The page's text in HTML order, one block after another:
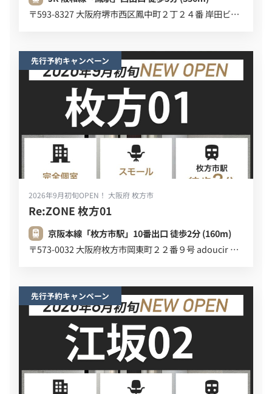
〒593-8327 大阪府堺市西区鳳中町２丁２４番 岸田ビル ３F
先行予約キャンペーン
2026年9月初旬OPEN！ 大阪府 枚方市
Re:ZONE 枚方01
京阪本線「枚方市駅」10番出口 徒歩2分 (160m)
〒573-0032 大阪府枚方市岡東町２２番９号 adoucir ２Ｆ
先行予約キャンペーン